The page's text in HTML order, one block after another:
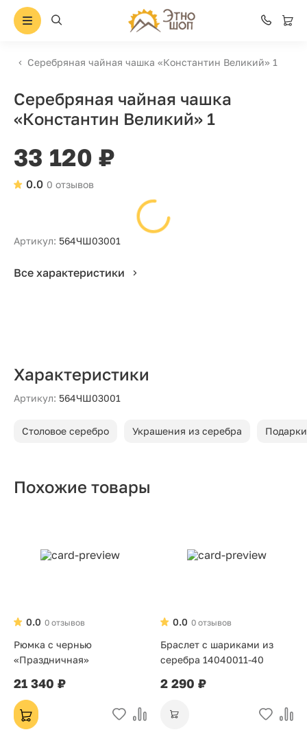
Серебряная чайная чашка «Константин Великий» 1
Серебряная чайная чашка
«Константин Великий» 1
33 120 ₽
0 отзывов
0.0
Артикул: 564ЧШ03001
Все характеристики
Характеристики
Артикул: 564ЧШ03001
Столовое серебро Украшения из серебра
Похожие товары
0 отзывов
0.0
Рюмка с чернью
«Праздничная»
21 340 ₽
0 отзывов
0.0
Браслет с шариками из
серебра 14040011-40
2 290 ₽